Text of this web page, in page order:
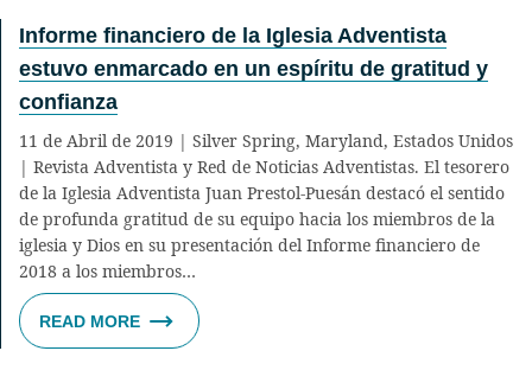
Informe financiero de la Iglesia Adventista
estuvo enmarcado en un espíritu de gratitud y
confianza
11 de Abril de 2019 | Silver Spring, Maryland, Estados Unidos
| Revista Adventista y Red de Noticias Adventistas. El tesorero
de la Iglesia Adventista Juan Prestol-Puesán destacó el sentido
de profunda gratitud de su equipo hacia los miembros de la
iglesia y Dios en su presentación del Informe financiero de
2018 a los miembros…
READ MORE